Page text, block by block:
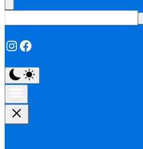
Instagram
Facebook